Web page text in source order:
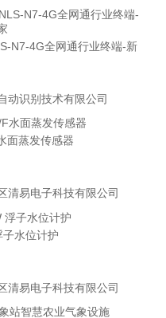
N7-4G全网通行业终端-新
动识别技术有限公司
面蒸发传感器
清易电子科技有限公司
子水位计护
清易电子科技有限公司